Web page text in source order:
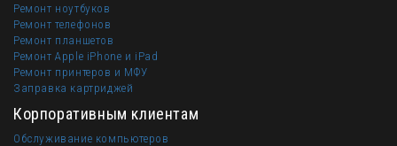
Ремонт ноутбуков
Ремонт телефонов
Ремонт планшетов
Ремонт Apple iPhone и iPad
Ремонт принтеров и МФУ
Заправка картриджей
Корпоративным клиентам
Обслуживание компьютеров